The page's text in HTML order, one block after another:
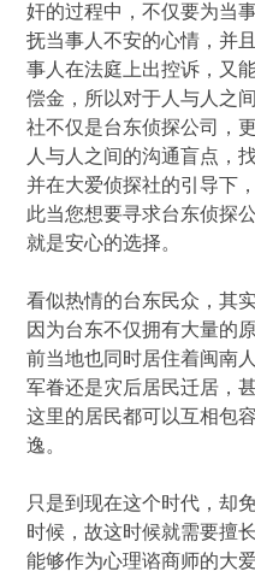
奸的过程中，不仅要为当
抚当事人不安的心情，并
事人在法庭上出控诉，又
偿金，所以对于人与人之
社不仅是台东侦探公司，
人与人之间的沟通盲点，
并在大爱侦探社的引导下
此当您想要寻求台东侦探
就是安心的选择。
看似热情的台东民众，其
因为台东不仅拥有大量的
前当地也同时居住着闽南
军眷还是灾后居民迁居，
这里的居民都可以互相包
逸。
只是到现在这个时代，却
时候，故这时候就需要擅
能够作为心理谘商师的大